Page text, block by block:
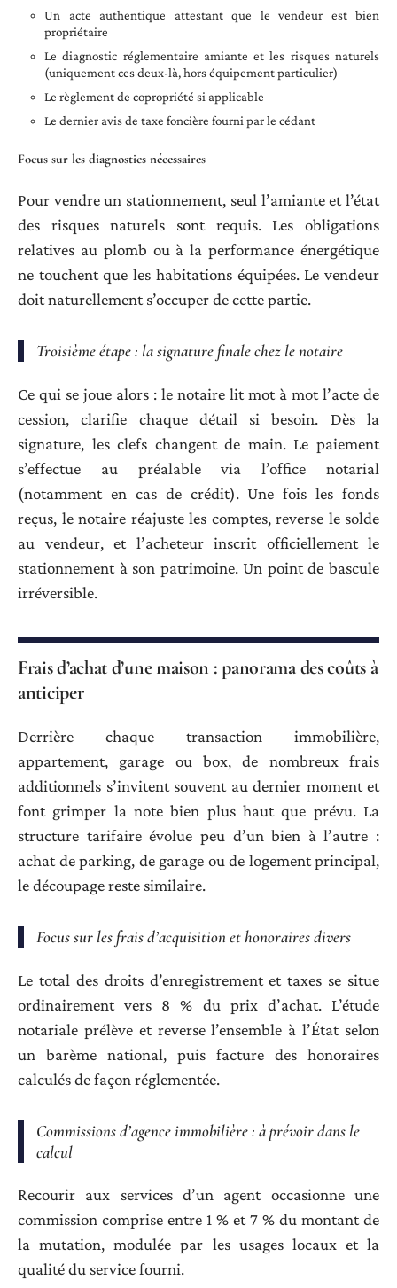
Un acte authentique attestant que le vendeur est bien
propriétaire
Le diagnostic réglementaire amiante et les risques naturels
(uniquement ces deux-là, hors équipement particulier)
Le règlement de copropriété si applicable
Le dernier avis de taxe foncière fourni par le cédant
Focus sur les diagnostics nécessaires
Pour vendre un stationnement, seul l’amiante et l’état
des risques naturels sont requis. Les obligations
relatives au plomb ou à la performance énergétique
ne touchent que les habitations équipées. Le vendeur
doit naturellement s’occuper de cette partie.
Troisième étape : la signature finale chez le notaire
Ce qui se joue alors : le notaire lit mot à mot l’acte de
cession, clarifie chaque détail si besoin. Dès la
signature, les clefs changent de main. Le paiement
s’effectue au préalable via l’office notarial
(notamment en cas de crédit). Une fois les fonds
reçus, le notaire réajuste les comptes, reverse le solde
au vendeur, et l’acheteur inscrit officiellement le
stationnement à son patrimoine. Un point de bascule
irréversible.
Frais d’achat d’une maison : panorama des coûts à
anticiper
Derrière chaque transaction immobilière,
appartement, garage ou box, de nombreux frais
additionnels s’invitent souvent au dernier moment et
font grimper la note bien plus haut que prévu. La
structure tarifaire évolue peu d’un bien à l’autre :
achat de parking, de garage ou de logement principal,
le découpage reste similaire.
Focus sur les frais d’acquisition et honoraires divers
Le total des droits d’enregistrement et taxes se situe
ordinairement vers 8 % du prix d’achat. L’étude
notariale prélève et reverse l’ensemble à l’État selon
un barème national, puis facture des honoraires
calculés de façon réglementée.
Commissions d’agence immobilière : à prévoir dans le
calcul
Recourir aux services d’un agent occasionne une
commission comprise entre 1 % et 7 % du montant de
la mutation, modulée par les usages locaux et la
qualité du service fourni.